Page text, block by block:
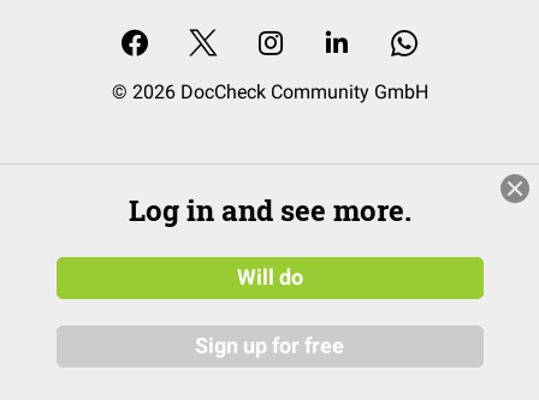
© 2026 DocCheck Community GmbH
Log in and see more.
Will do
Sign up for free